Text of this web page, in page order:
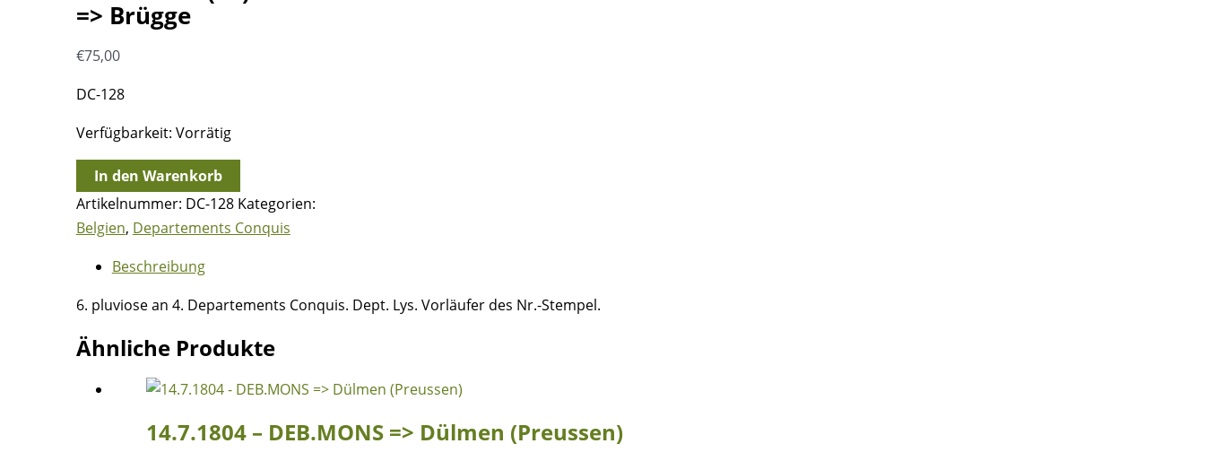
=> Brügge
€75,00
DC-128
Verfügbarkeit: Vorrätig
26.1.1796
-
(L1)
FURNES
Menge
In den Warenkorb
Artikelnummer: DC-128 Kategorien:
Belgien, Departements Conquis
Beschreibung
6. pluviose an 4. Departements Conquis. Dept. Lys. Vorläufer des Nr.-Stempel.
Ähnliche Produkte
14.7.1804 – DEB.MONS => Dülmen (Preussen)